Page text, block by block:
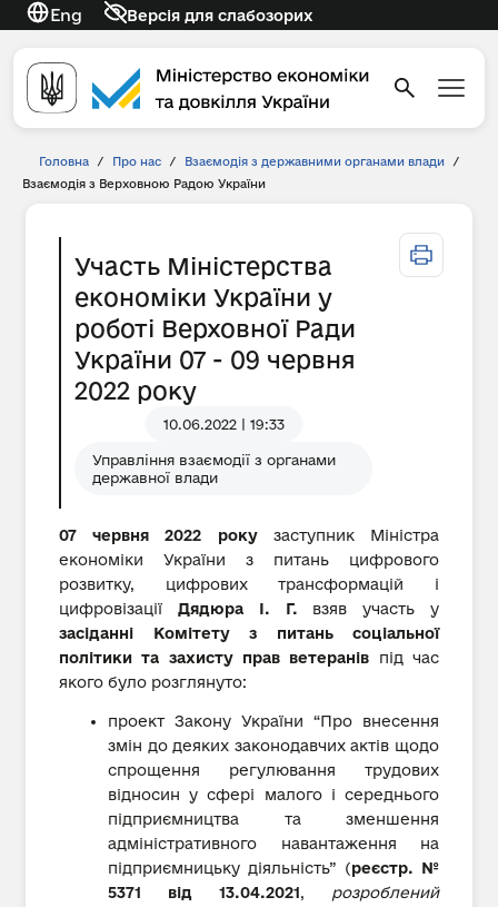
Eng Версія для слабозорих
Головна / Про нас / Взаємодія з державними органами влади
/
Взаємодія з Верховною Радою України
Участь Міністерства
економіки України у
роботі Верховної Ради
України 07 - 09 червня
2022 року
10.06.2022 | 19:33
Управління взаємодії з органами
державної влади
07 червня 2022 року заступник Міністра
економіки України з питань цифрового
розвитку, цифрових трансформацій і
цифровізації Дядюра І. Г. взяв участь у
засіданні Комітету з питань соціальної
політики та захисту прав ветеранів під час
якого було розглянуто:
проект Закону України “Про внесення
змін до деяких законодавчих актів щодо
спрощення регулювання трудових
відносин у сфері малого і середнього
підприємництва та зменшення
адміністративного навантаження на
підприємницьку діяльність” (реєстр. №
5371 від 13.04.2021, розроблений